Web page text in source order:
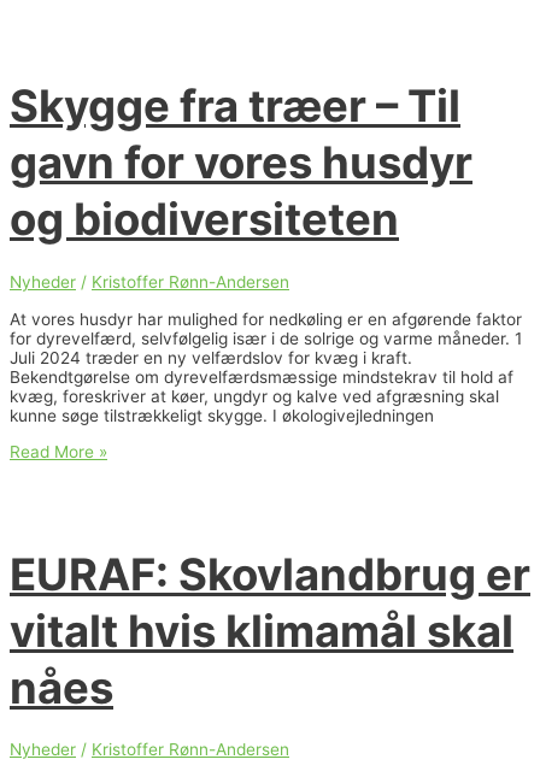
VELAS
omkring
skalering
af
skovlandbrug
og
regenerativt
landbrug
Skygge fra træer – Til
gavn for vores husdyr
og biodiversiteten
Nyheder / Kristoffer Rønn-Andersen
At vores husdyr har mulighed for nedkøling er en afgørende faktor
for dyrevelfærd, selvfølgelig især i de solrige og varme måneder. 1
Juli 2024 træder en ny velfærdslov for kvæg i kraft.
Bekendtgørelse om dyrevelfærdsmæssige mindstekrav til hold af
kvæg, foreskriver at køer, ungdyr og kalve ved afgræsning skal
kunne søge tilstrækkeligt skygge. I økologivejledningen
Skygge
for
vores
og
biodiversiteten
Read More »
EURAF: Skovlandbrug er
vitalt hvis klimamål skal
nåes
Nyheder / Kristoffer Rønn-Andersen